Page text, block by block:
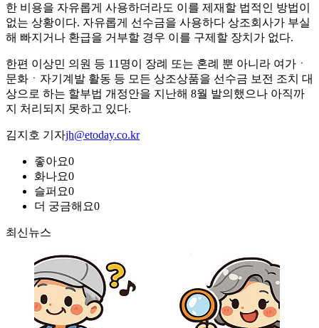
한 비용을 자유롭게 사용하더라도 이를 제재할 법적인 방법이
없는 상황이다. 자유롭게 선수금을 사용하다 상조회사가 부실
해 빠지거나 환급을 거부할 경우 이를 구제할 장치가 없다.
한편 이상민 의원 등 11명이 장례 또는 혼례 뿐 아니라 여가ㆍ
문화ㆍ자기계발 활동 등 모든 상조상품을 선수금 보전 조치 대
상으로 하는 할부법 개정안을 지난해 8월 발의했으나 아직까
지 처리되지 못하고 있다.
김지호 기자jh@etoday.co.kr
좋아요0
화나요0
슬퍼요0
더 궁금해요0
최신뉴스